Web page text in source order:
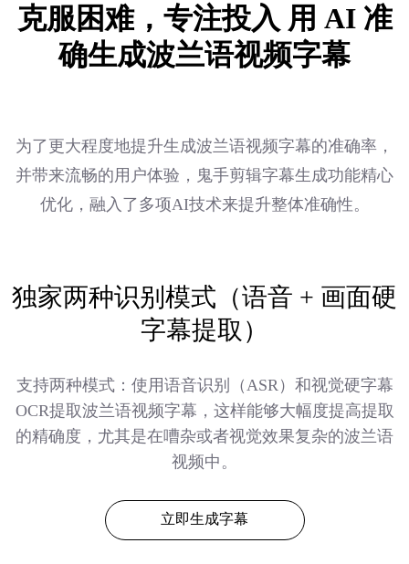
克服困难，专注投入 用 AI 准
确生成波兰语视频字幕
为了更大程度地提升生成波兰语视频字幕的准确率，
并带来流畅的用户体验，鬼手剪辑字幕生成功能精心
优化，融入了多项AI技术来提升整体准确性。
独家两种识别模式（语音 + 画面硬
字幕提取）
支持两种模式：使用语音识别（ASR）和视觉硬字幕
OCR提取波兰语视频字幕，这样能够大幅度提高提取
的精确度，尤其是在嘈杂或者视觉效果复杂的波兰语
视频中。
立即生成字幕